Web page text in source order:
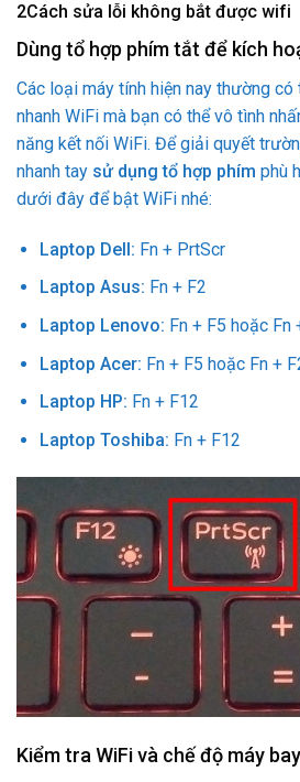
2Cách sửa lỗi không bắt được wifi
Dùng tổ hợp phím tắt để kích
Các loại máy tính hiện nay thường
nhanh WiFi mà bạn có thể vô tình
năng kết nối WiFi. Để giải quyết
nhanh tay sử dụng tổ hợp phím phù
dưới đây để bật WiFi nhé:
Laptop Dell: Fn + PrtScr
Laptop Asus: Fn + F2
Laptop Lenovo: Fn + F5 hoặc Fn
Laptop Acer: Fn + F5 hoặc Fn +
Laptop HP: Fn + F12
Laptop Toshiba: Fn + F12
Kiểm tra WiFi và chế độ máy bay